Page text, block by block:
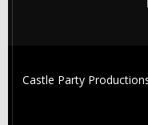
Castle Party